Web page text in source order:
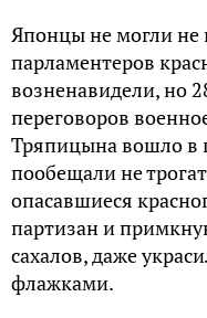
Японцы не могли не
парламентеров
возненавидели, но
переговоров
Тряпицына вошло в
пообещали не
опасавшиеся
партизан и
сахалов, даже
флажками.